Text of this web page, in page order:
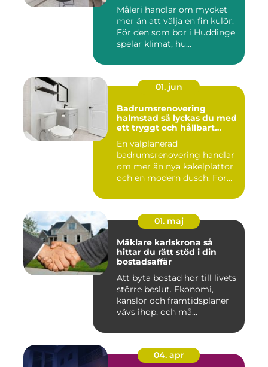
Måleri handlar om mycket
mer än att välja en fin kulör.
För den som bor i Huddinge
spelar klimat, hu...
01. jun
Badrumsrenovering
halmstad så lyckas du med
ett tryggt och hållbart
En välplanerad
badrumsrenovering handlar
om mer än nya kakelplattor
och en modern dusch. För
01. maj
Mäklare karlskrona så
hittar du rätt stöd i din
bostadsaffär
Att byta bostad hör till livets
större beslut. Ekonomi,
känslor och framtidsplaner
vävs ihop, och må...
04. apr